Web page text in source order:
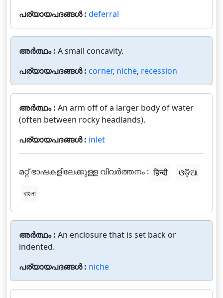
പര്യായപദങ്ങൾ : deferral
അർത്ഥം : A small concavity.
പര്യായപദങ്ങൾ : corner, niche, recession
അർത്ഥം : An arm off of a larger body of water
(often between rocky headlands).
പര്യായപദങ്ങൾ : inlet
മറ്റ് ഭാഷകളിലേക്കുള്ള വിവർത്തനം : हिन्दी
ଓଡ଼ିଆ
বাংলা
അർത്ഥം : An enclosure that is set back or
indented.
പര്യായപദങ്ങൾ : niche